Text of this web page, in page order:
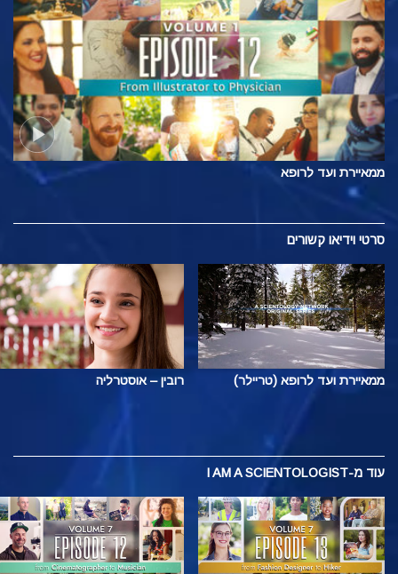
ממאיירת ועד לרופא
סרטי וידיאו קשורים
ממאיירת ועד לרופא (טריילר) רובין – אוסטרליה
עוד מ-I AM A SCIENTOLOGIST